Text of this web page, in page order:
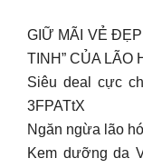
GIỮ MÃI VẺ
TINH” CỦA LÃO
Siêu deal cực
3FPATtX
Ngăn ngừa lão
Kem dưỡng da